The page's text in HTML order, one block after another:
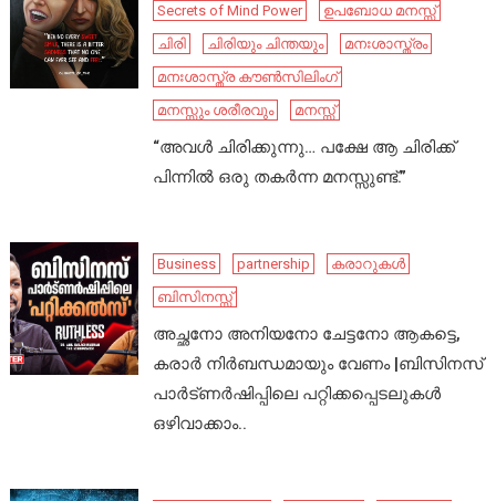
Secrets of Mind Power
ഉപബോധ മനസ്സ്
ചിരി
ചിരിയും ചിന്തയും
മനഃശാസ്ത്രം
മനഃശാസ്ത്ര കൗൺസിലിംഗ്
മനസ്സും ശരീരവും
മനസ്സ്
“അവൾ ചിരിക്കുന്നു… പക്ഷേ ആ ചിരിക്ക്
പിന്നിൽ ഒരു തകർന്ന മനസ്സുണ്ട്.”
Business partnership
കരാറുകൾ
ബിസിനസ്സ്
അച്ഛനോ അനിയനോ ചേട്ടനോ ആകട്ടെ,
കരാർ നിർബന്ധമായും വേണം |ബിസിനസ്
പാർട്ണർഷിപ്പിലെ പറ്റിക്കപ്പെടലുകൾ
ഒഴിവാക്കാം..